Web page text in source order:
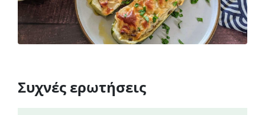
Συχνές ερωτήσεις